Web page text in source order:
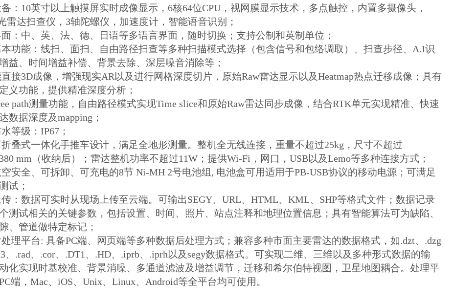
备：10英寸以上触摸屏实时成像显示，6核64位CPU，视网膜显示技术，多点触控，内置多摄像头，
雷达扫查仪，3轴陀螺仪，加速度计，智能语音识别；
面：中、英、法、德、日语等多语言界面，随时切换；支持公制和英制单位；
本功能：线扫、面扫、自由路径扫查等多种扫描模式选择（包含信号和包络调取）、扫查步径、A.I识
益、时间增益补偿、背景去除、深层噪音消除等；
直接3D成像，增强现实AR以及进行网格深度切片，原始Raw雷达显示以及Heatmap热点迁移成像；具有
义功能，提供精准深度分析；
path测量功能，自由路径模式实现Time slice和原始Raw雷达同步成像，结合RTK单元实现精准、快速
数据深度及mapping；
等级：IP67；
折叠式一体化手推车设计，满足全地形测量。整机全无线连接，重量不超过25kg，尺寸不超过
mm（收纳后）；雷达整机功率不超过11W；提供Wi-Fi，网口，USB以及Lemo等多种连接方式；
空安全、可拆卸、可充电的8节 Ni-MH 2号电池组, 电池盒可用适用于PB-USB协议的移动电源；可满足
试；
传：数据可实时从现场上传至云端。可输出SEGY、URL、HTML、KML、SHP等格式文件；数据记录
测试相关的关键参数，包括设置、时间、照片、站点注释和地理位置信息；具有智能算法可为缺陷、
、管道做特定标记；
处理平台: 具备PC端、网页端等多种数据后处理方式；兼容多种市面主要雷达的数据格式，如.dzt、.dzg
、.rad、.cor、.DT1、.HD、.iprb、.iprh以及segy数据格式。可实现二维、三维以及多种形式数据的输
化实现时基校准、背景消噪、多通道滤波及增益调节，迁移和希尔伯特视图，卫星地图耦合。处理平
端，Mac、iOS、Unix、Linux、Android等全平台均可使用。